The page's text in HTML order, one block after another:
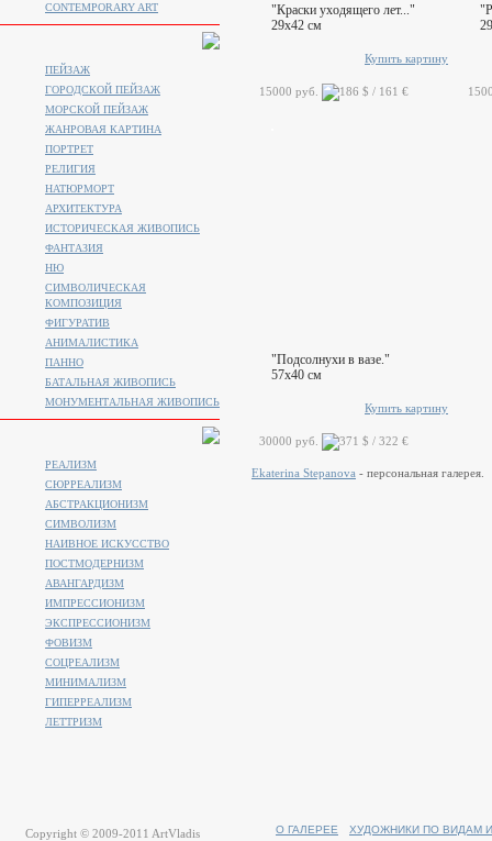
"Краски уходящего лет..."
29x42 см
Купить картину
15000 руб.
"Подсолнухи в вазе."
57x40 см
Купить картину
30000 руб.
Ekaterina Stepanova - персональная галерея.
CONTEMPORARY ART
ПЕЙЗАЖ
ГОРОДСКОЙ ПЕЙЗАЖ
МОРСКОЙ ПЕЙЗАЖ
ЖАНРОВАЯ КАРТИНА
ПОРТРЕТ
РЕЛИГИЯ
НАТЮРМОРТ
АРХИТЕКТУРА
ИСТОРИЧЕСКАЯ ЖИВОПИСЬ
ФАНТАЗИЯ
НЮ
СИМВОЛИЧЕСКАЯ
КОМПОЗИЦИЯ
ФИГУРАТИВ
АНИМАЛИСТИКA
ПАННО
БАТАЛЬНАЯ ЖИВОПИСЬ
МОНУМЕНТАЛЬНАЯ ЖИВОПИСЬ
РЕАЛИЗМ
СЮРРЕАЛИЗМ
АБСТРАКЦИОНИЗМ
СИМВОЛИЗМ
НАИВНОЕ ИСКУССТВО
ПОСТМОДЕРНИЗМ
АВАНГАРДИЗМ
ИМПРЕССИОНИЗМ
ЭКСПРЕССИОНИЗМ
ФОВИЗМ
СОЦРЕАЛИЗМ
МИНИМАЛИЗМ
ГИПЕРРЕАЛИЗМ
ЛЕТТРИЗМ
О ГАЛЕРЕЕ
ХУДОЖНИКИ ПО ВИДАМ
Copyright © 2009-2011 ArtVladis